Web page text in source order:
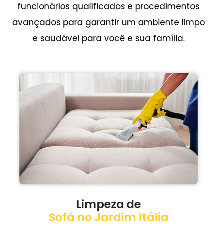
funcionários qualificados e procedimentos
avançados para garantir um ambiente limpo
e saudável para você e sua família.
Limpeza de
Sofá no Jardim Itália